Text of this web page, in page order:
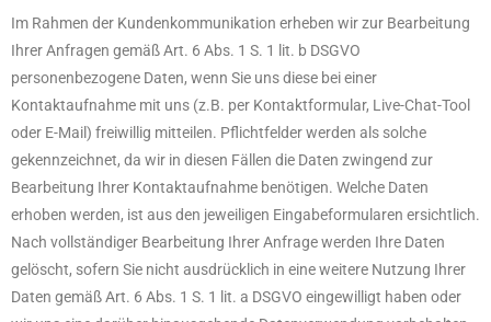
Im Rahmen der Kundenkommunikation erheben wir zur Bearbeitung
Ihrer Anfragen gemäß Art. 6 Abs. 1 S. 1 lit. b DSGVO
personenbezogene Daten, wenn Sie uns diese bei einer
Kontaktaufnahme mit uns (z.B. per Kontaktformular, Live-Chat-Tool
oder E-Mail) freiwillig mitteilen. Pflichtfelder werden als solche
gekennzeichnet, da wir in diesen Fällen die Daten zwingend zur
Bearbeitung Ihrer Kontaktaufnahme benötigen. Welche Daten
erhoben werden, ist aus den jeweiligen Eingabeformularen ersichtlich.
Nach vollständiger Bearbeitung Ihrer Anfrage werden Ihre Daten
gelöscht, sofern Sie nicht ausdrücklich in eine weitere Nutzung Ihrer
Daten gemäß Art. 6 Abs. 1 S. 1 lit. a DSGVO eingewilligt haben oder